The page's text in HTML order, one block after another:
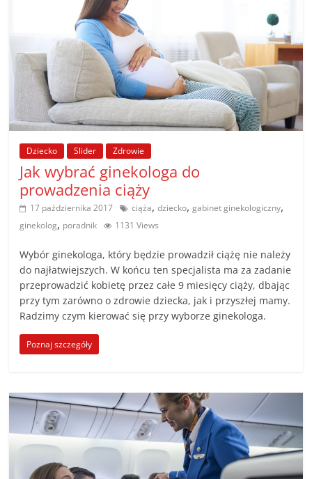
Dziecko Slider Zdrowie
Jak wybrać ginekologa do
prowadzenia ciąży
17 października 2017 ciąża,dziecko,gabinet ginekologiczny,
ginekolog, poradnik 1131 Views
Wybór ginekologa, który będzie prowadził ciążę nie należy
do najłatwiejszych. W końcu ten specjalista ma za zadanie
przeprowadzić kobietę przez całe 9 miesięcy ciąży, dbając
przy tym zarówno o zdrowie dziecka, jak i przyszłej mamy.
Radzimy czym kierować się przy wyborze ginekologa.
Poznaj szczegóły